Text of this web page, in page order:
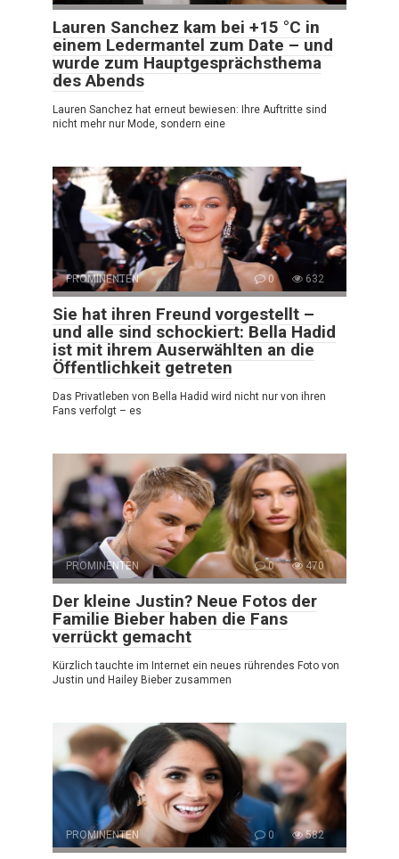
Lauren Sanchez kam bei +15 °C in
einem Ledermantel zum Date – und
wurde zum Hauptgesprächsthema
des Abends
Lauren Sanchez hat erneut bewiesen: Ihre Auftritte sind
nicht mehr nur Mode, sondern eine
PROMINENTEN 0 632
Sie hat ihren Freund vorgestellt –
und alle sind schockiert: Bella Hadid
ist mit ihrem Auserwählten an die
Öffentlichkeit getreten
Das Privatleben von Bella Hadid wird nicht nur von ihren
Fans verfolgt – es
PROMINENTEN 0 470
Der kleine Justin? Neue Fotos der
Familie Bieber haben die Fans
verrückt gemacht
Kürzlich tauchte im Internet ein neues rührendes Foto von
Justin und Hailey Bieber zusammen
PROMINENTEN 0 582